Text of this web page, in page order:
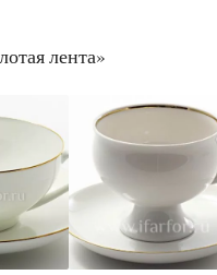
лента»